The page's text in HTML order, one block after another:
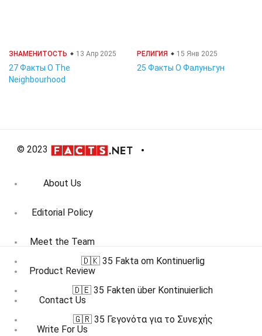
ЗНАМЕНИТОСТЬ 13 Апр 2025
27 Факты О The
Neighbourhood
РЕЛИГИЯ 15 Янв 2025
25 Факты О Фалуньгун
© 2023
About Us
Editorial Policy
Meet the Team
Product Review
Contact Us
Write For Us
🇩🇰 35 Fakta om Kontinuerlig
🇩🇪 35 Fakten über Kontinuierlich
🇬🇷 35 Γεγονότα για το Συνεχής